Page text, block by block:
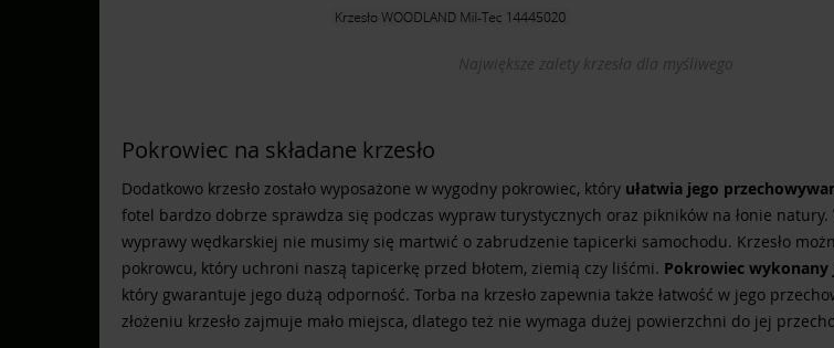
Największe zalety krzesła dla myśliwego
Pokrowiec na składane krzesło
Dodatkowo krzesło zostało wyposażone w wygodny pokrowiec, który ułatwia jego
fotel bardzo dobrze sprawdza się podczas wypraw turystycznych oraz pikników na łonie natury.
wyprawy wędkarskiej nie musimy się martwić o zabrudzenie tapicerki samochodu. Krzesło
pokrowcu, który uchroni naszą tapicerkę przed błotem, ziemią czy liśćmi. Pokrowiec wykonany
który gwarantuje jego dużą odporność. Torba na krzesło zapewnia także łatwość w jego
złożeniu krzesło zajmuje mało miejsca, dlatego też nie wymaga dużej powierzchni do jej